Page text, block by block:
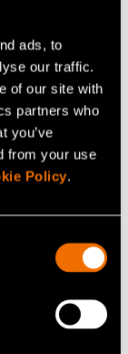
ads, to
our traffic.
of our site with
partners who
you’ve
from your use
Policy.
– Kysynnän
uudistamista